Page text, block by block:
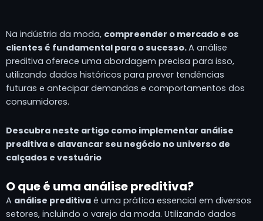
Na indústria da moda, compreender o mercado e os
clientes é fundamental para o sucesso.A análise
preditiva oferece uma abordagem precisa para isso,
utilizando dados históricos para prever tendências
futuras e antecipar demandas e comportamentos dos
consumidores.
Descubra neste artigo como implementar análise
preditiva e alavancar seu negócio no universo de
calçados e vestuário
O que é uma análise preditiva?
A análise preditiva é uma prática essencial em diversos
setores, incluindo o varejo da moda. Utilizando dados